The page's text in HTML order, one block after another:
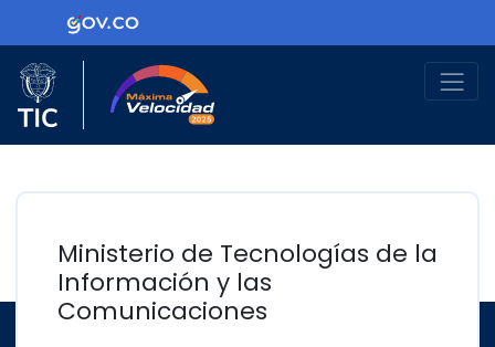
Ir al contenido principalLogo Gobierno de Colombia
Logo del Ministerio TIC
Ministerio de Tecnologías de la
Información y las
Comunicaciones